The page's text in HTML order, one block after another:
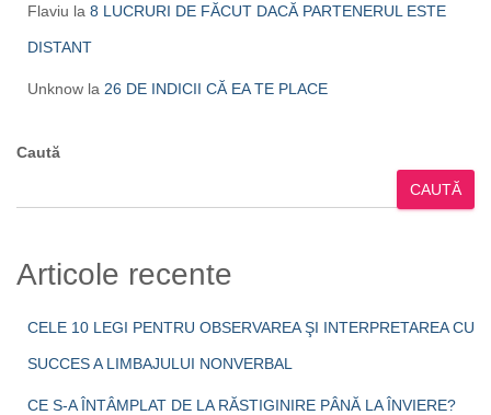
Flaviu la 8 LUCRURI DE FĂCUT DACĂ PARTENERUL ESTE
DISTANT
Unknow la 26 DE INDICII CĂ EA TE PLACE
Caută
CAUTĂ
Articole recente
CELE 10 LEGI PENTRU OBSERVAREA ŞI INTERPRETAREA CU
SUCCES A LIMBAJULUI NONVERBAL
CE S-A ÎNTÂMPLAT DE LA RĂSTIGINIRE PÂNĂ LA ÎNVIERE?